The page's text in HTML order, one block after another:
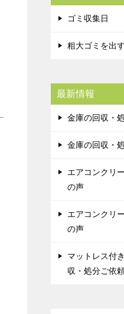
ゴミ収集日
粗大ゴミを出
最新情報
金庫の回収・
金庫の回収・
エアコンクリ
の声
エアコンクリ
の声
マットレス付
収・処分ご依